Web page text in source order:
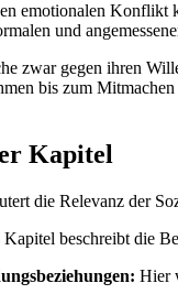
emotionalen Konflikt
und
zwar gegen ihren
bis zum
Kapitel
die Relevanz der
Kapitel beschreibt die
Hier